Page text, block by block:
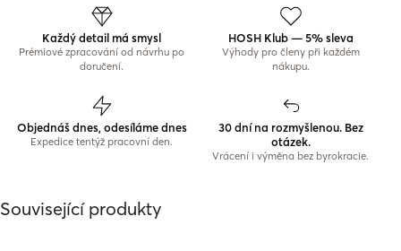
Každý detail má smysl
Prémiové zpracování od návrhu po
doručení.
HOSH Klub — 5% sleva
Výhody pro členy při každém
nákupu.
Objednáš dnes, odesíláme dnes
Expedice tentýž pracovní den.
30 dní na rozmyšlenou. Bez
otázek.
Vrácení i výměna bez byrokracie.
Související produkty